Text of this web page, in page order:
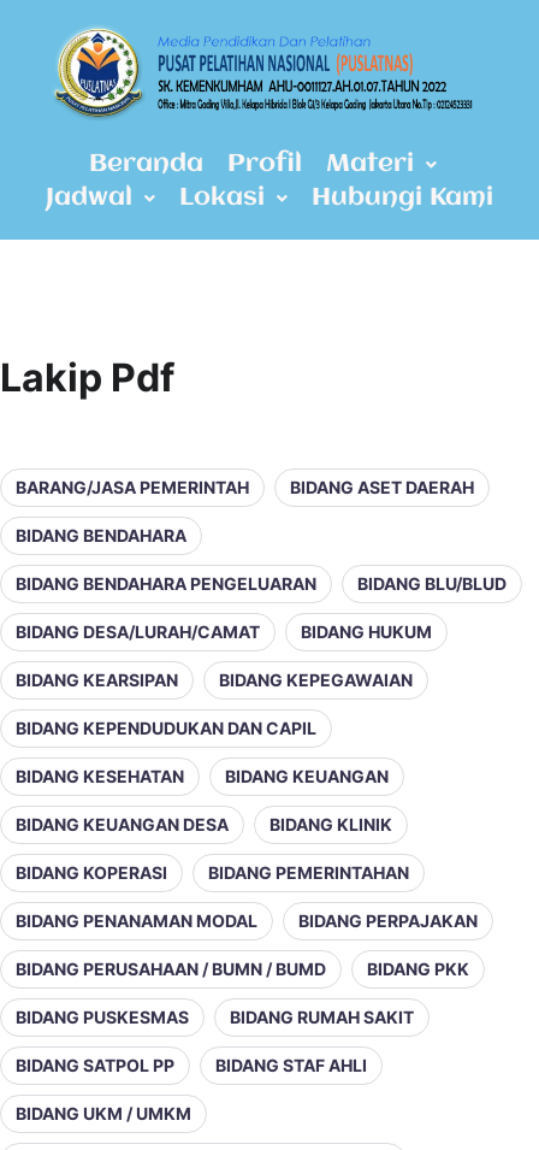
Beranda Profil
Materi
Jadwal
Lokasi Hubungi Kami
Lakip Pdf
BARANG/JASA PEMERINTAH BIDANG ASET DAERAH
BIDANG BENDAHARA
BIDANG BENDAHARA PENGELUARAN BIDANG BLU/BLUD
BIDANG DESA/LURAH/CAMAT BIDANG HUKUM
BIDANG KEARSIPAN BIDANG KEPEGAWAIAN
BIDANG KEPENDUDUKAN DAN CAPIL
BIDANG KESEHATAN BIDANG KEUANGAN
BIDANG KEUANGAN DESA BIDANG KLINIK
BIDANG KOPERASI BIDANG PEMERINTAHAN
BIDANG PENANAMAN MODAL BIDANG PERPAJAKAN
BIDANG PERUSAHAAN / BUMN / BUMD BIDANG PKK
BIDANG PUSKESMAS BIDANG RUMAH SAKIT
BIDANG SATPOL PP BIDANG STAF AHLI
BIDANG UKM / UMKM